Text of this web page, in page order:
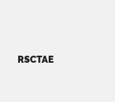
RSCTAE